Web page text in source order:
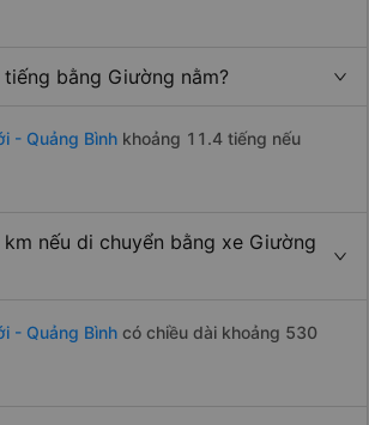
bằng Giường nằm?
- Quảng Bình khoảng 11.4 tiếng nếu
nếu di chuyển bằng xe Giường
- Quảng Bình có chiều dài khoảng 530